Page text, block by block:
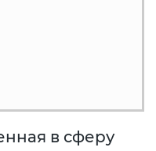
в сферу